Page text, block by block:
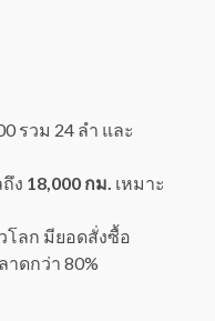
รวม 24 ลำ และ
ง 18,000 กม. เหมาะ
โลก มียอดสั่งซื้อ
ดกว่า 80%